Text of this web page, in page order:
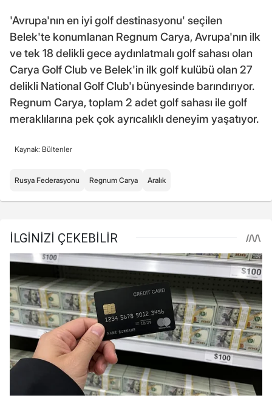
'Avrupa'nın en iyi golf destinasyonu' seçilen
Belek'te konumlanan Regnum Carya, Avrupa'nın ilk
ve tek 18 delikli gece aydınlatmalı golf sahası olan
Carya Golf Club ve Belek'in ilk golf kulübü olan 27
delikli National Golf Club'ı bünyesinde barındırıyor.
Regnum Carya, toplam 2 adet golf sahası ile golf
meraklılarına pek çok ayrıcalıklı deneyim yaşatıyor.
Kaynak: Bültenler
Rusya Federasyonu Regnum Carya Aralık